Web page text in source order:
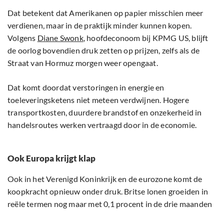
Dat betekent dat Amerikanen op papier misschien meer
verdienen, maar in de praktijk minder kunnen kopen.
Volgens Diane Swonk, hoofdeconoom bij KPMG US, blijft
de oorlog bovendien druk zetten op prijzen, zelfs als de
Straat van Hormuz morgen weer opengaat.
Dat komt doordat verstoringen in energie en
toeleveringsketens niet meteen verdwijnen. Hogere
transportkosten, duurdere brandstof en onzekerheid in
handelsroutes werken vertraagd door in de economie.
Ook Europa krijgt klap
Ook in het Verenigd Koninkrijk en de eurozone komt de
koopkracht opnieuw onder druk. Britse lonen groeiden in
reële termen nog maar met 0,1 procent in de drie maanden